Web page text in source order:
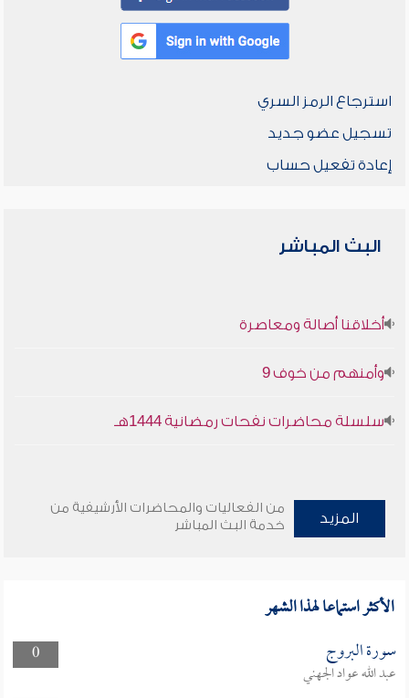
استرجاع الرمز السري
تسجيل عضو جديد
إعادة تفعيل حساب
البث المباشر
أخلاقنا أصالة ومعاصرة
وأمنهم من خوف 9
سلسلة محاضرات نفحات رمضانية 1444هـ
المزيد
من الفعاليات والمحاضرات الأرشيفية من
خدمة البث المباشر
الأكثر استماعا لهذا الشهر
0 سورة البروج
عبد الله عواد الجهني